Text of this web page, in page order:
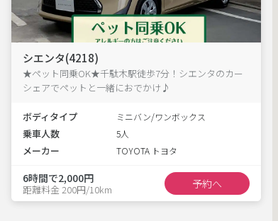
シエンタ(4218)
★ペット同乗OK★千駄木駅徒歩7分！シエンタのカー
シェアでペットと一緒におでかけ♪
ボディタイプ ミニバン/ワンボックス
乗車人数 5人
メーカー TOYOTA トヨタ
6時間で2,000円
距離料金 200円/10km 予約へ